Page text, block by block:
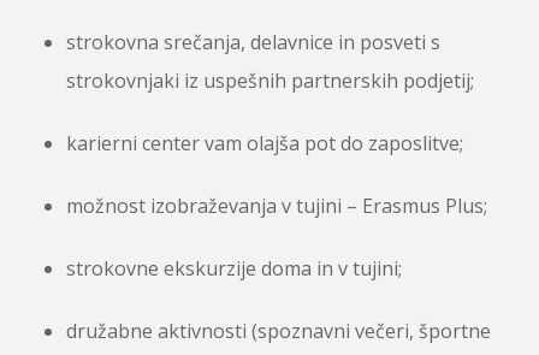
strokovna srečanja, delavnice in posveti s
strokovnjaki iz uspešnih partnerskih podjetij;
karierni center vam olajša pot do zaposlitve;
možnost izobraževanja v tujini – Erasmus Plus;
strokovne ekskurzije doma in v tujini;
družabne aktivnosti (spoznavni večeri, športne